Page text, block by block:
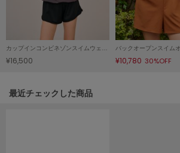
HOKA ONEONE
ホカ オネオネ
カップインコンビネゾンスイムウェア/マシンウォッシャブル
¥16,500 ¥10,780 30%OFF
関連記事
最近チェックした商品